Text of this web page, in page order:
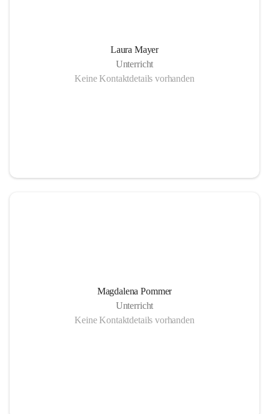
Laura Mayer
Unterricht
Keine Kontaktdetails vorhanden
Magdalena Pommer
Unterricht
Keine Kontaktdetails vorhanden